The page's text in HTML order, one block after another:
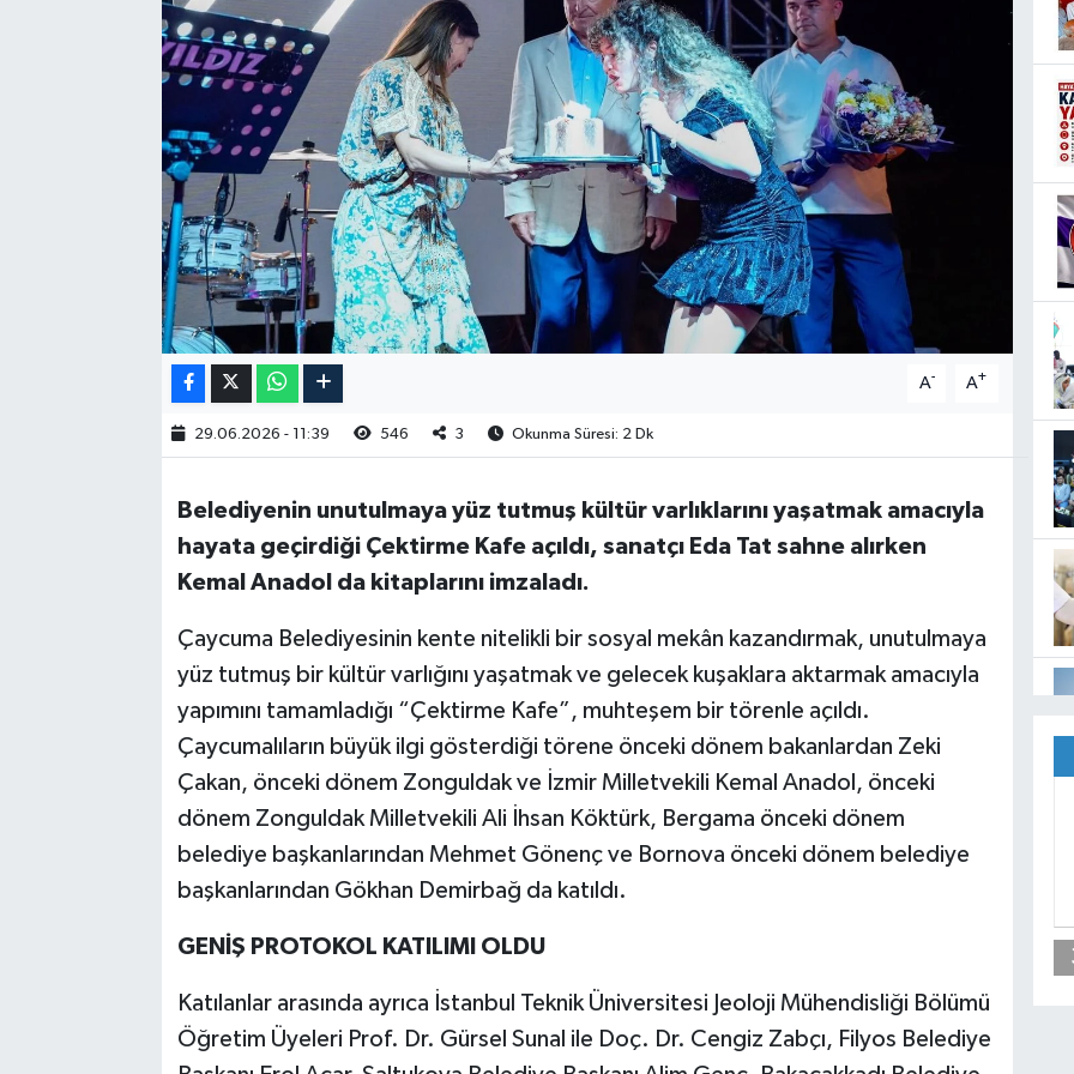
A- A+
29.06.2026 - 11:39 546 3 Okunma Süresi: 2 Dk
Belediyenin unutulmaya yüz tutmuş kültür varlıklarını yaşatmak amacıyla
hayata geçirdiği Çektirme Kafe açıldı, sanatçı Eda Tat sahne alırken
Kemal Anadol da kitaplarını imzaladı.
Çaycuma Belediyesinin kente nitelikli bir sosyal mekân kazandırmak, unutulmaya
yüz tutmuş bir kültür varlığını yaşatmak ve gelecek kuşaklara aktarmak amacıyla
yapımını tamamladığı “Çektirme Kafe”, muhteşem bir törenle açıldı.
Çaycumalıların büyük ilgi gösterdiği törene önceki dönem bakanlardan Zeki
Çakan, önceki dönem Zonguldak ve İzmir Milletvekili Kemal Anadol, önceki
dönem Zonguldak Milletvekili Ali İhsan Köktürk, Bergama önceki dönem
belediye başkanlarından Mehmet Gönenç ve Bornova önceki dönem belediye
başkanlarından Gökhan Demirbağ da katıldı.
GENİŞ PROTOKOL KATILIMI OLDU
Katılanlar arasında ayrıca İstanbul Teknik Üniversitesi Jeoloji Mühendisliği Bölümü
Öğretim Üyeleri Prof. Dr. Gürsel Sunal ile Doç. Dr. Cengiz Zabçı, Filyos Belediye
RESMİ İLAN